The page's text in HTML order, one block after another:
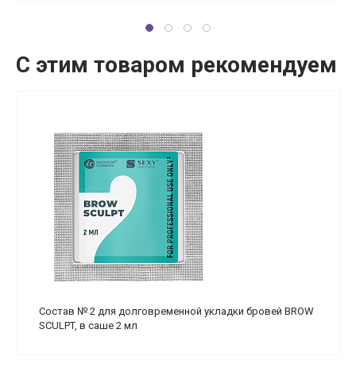
С этим товаром рекомендуем
Состав № 2 для долговременной укладки бровей BROW
SCULPT, в саше 2 мл